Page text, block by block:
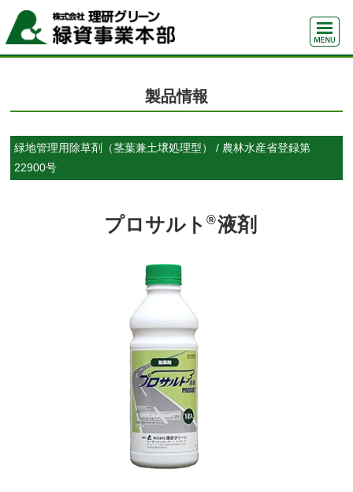
製品情報
緑地管理用除草剤（茎葉兼土壌処理型） / 農林水産省登録第
22900号
プロサルト ®液剤